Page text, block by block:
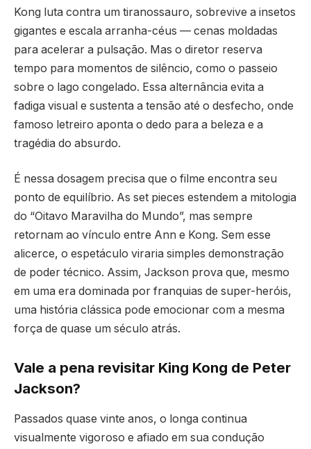
Kong luta contra um tiranossauro, sobrevive a insetos
gigantes e escala arranha-céus — cenas moldadas
para acelerar a pulsação. Mas o diretor reserva
tempo para momentos de silêncio, como o passeio
sobre o lago congelado. Essa alternância evita a
fadiga visual e sustenta a tensão até o desfecho, onde
famoso letreiro aponta o dedo para a beleza e a
tragédia do absurdo.
É nessa dosagem precisa que o filme encontra seu
ponto de equilíbrio. As set pieces estendem a mitologia
do “Oitavo Maravilha do Mundo”, mas sempre
retornam ao vínculo entre Ann e Kong. Sem esse
alicerce, o espetáculo viraria simples demonstração
de poder técnico. Assim, Jackson prova que, mesmo
em uma era dominada por franquias de super-heróis,
uma história clássica pode emocionar com a mesma
força de quase um século atrás.
Vale a pena revisitar King Kong de Peter
Jackson?
Passados quase vinte anos, o longa continua
visualmente vigoroso e afiado em sua condução